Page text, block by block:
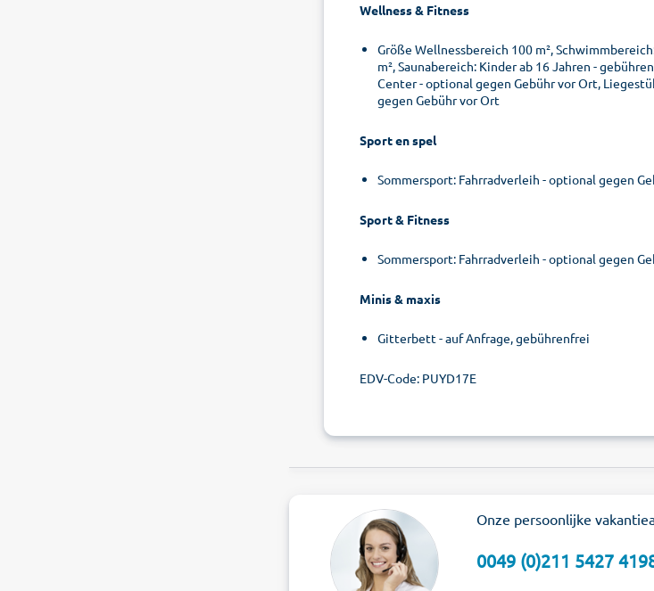
Wellness & Fitness
Größe Wellnessbereich 100 m²,
m², Saunabereich: Kinder ab 16 Jahren -
Center - optional gegen Gebühr vor Ort,
gegen Gebühr vor Ort
Sport en spel
Sommersport: Fahrradverleih - optional gegen
Sport & Fitness
Sommersport: Fahrradverleih - optional gegen
Minis & maxis
Gitterbett - auf Anfrage, gebührenfrei
EDV-Code: PUYD17E
Onze persoonlijke
0049 (0)211 5427